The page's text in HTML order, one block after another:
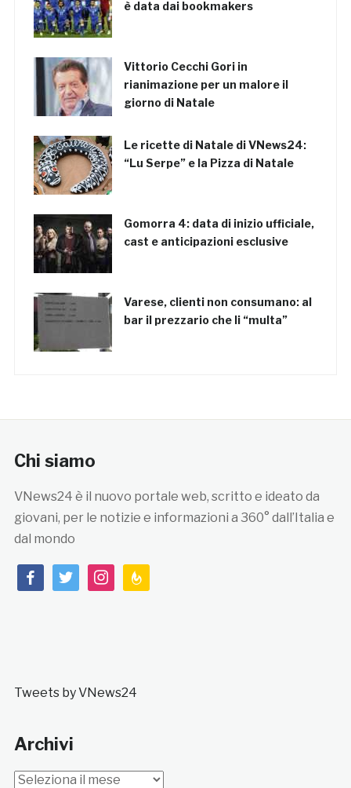
è data dai bookmakers
Vittorio Cecchi Gori in
rianimazione per un malore il
giorno di Natale
Le ricette di Natale di VNews24:
“Lu Serpe” e la Pizza di Natale
Gomorra 4: data di inizio ufficiale,
cast e anticipazioni esclusive
Varese, clienti non consumano: al
bar il prezzario che li “multa”
Chi siamo
VNews24 è il nuovo portale web, scritto e ideato da
giovani, per le notizie e informazioni a 360° dall’Italia e
dal mondo
facebooktwitterinstagramfeedburner
Tweets by VNews24
Archivi
Archivi